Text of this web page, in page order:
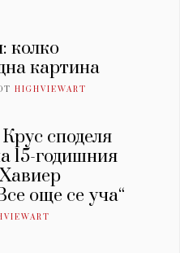
колко
картина
HIGHVIEWART
споделя
15-годишния
още се уча“